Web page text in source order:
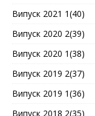
Випуск 2021 1(40)
Випуск 2020 2(39)
Випуск 2020 1(38)
Випуск 2019 2(37)
Випуск 2019 1(36)
Випуск 2018 2(35)